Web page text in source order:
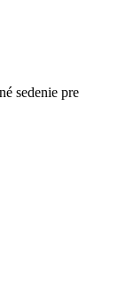
sedenie pre